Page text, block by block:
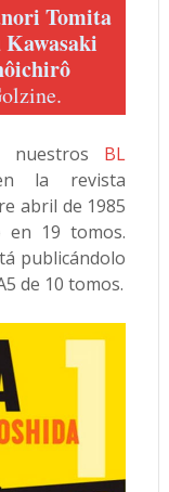
Tomita
Kawasaki
nuestros BL
la revista
abril de 1985
en 19 tomos.
publicándolo
de 10 tomos.